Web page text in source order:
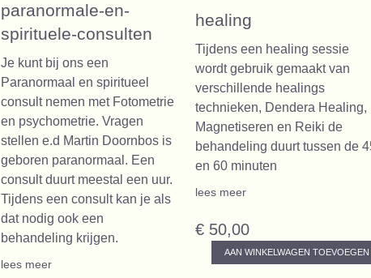
paranormale-en-
spirituele-consulten
Je kunt bij ons een
Paranormaal en spiritueel
consult nemen met Fotometrie
en psychometrie. Vragen
stellen e.d Martin Doornbos is
geboren paranormaal. Een
consult duurt meestal een uur.
Tijdens een consult kan je als
dat nodig ook een
behandeling krijgen.
lees meer
healing
Tijdens een healing sessie
wordt gebruik gemaakt van
verschillende healings
technieken, Dendera Healing,
Magnetiseren en Reiki de
behandeling duurt tussen de
en 60 minuten
lees meer
€ 50,00
AAN WINKELWAGEN TOEVOEGEN